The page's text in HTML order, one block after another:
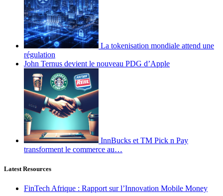
La tokenisation mondiale attend une
régulation
John Ternus devient le nouveau PDG d’Apple
InnBucks et TM Pick n Pay
transforment le commerce au…
Latest Resources
FinTech Afrique : Rapport sur l’Innovation Mobile Money